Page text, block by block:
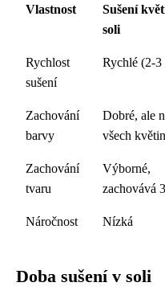
Vlastnost
Sušení
soli
Rychlost
sušení
Rychlé (2-3
Zachování
barvy
Dobré, ale
všech květin
Zachování
tvaru
Výborné,
zachovává
Náročnost Nízká
Doba sušení v soli